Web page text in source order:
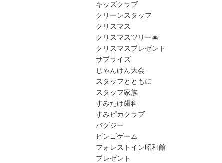
キッズクラブ
クリーンスタッフ
クリスマス
クリスマスツリー🎄
クリスマスプレゼント
サプライズ
じゃんけん大会
スタッフとともに
スタッフ家族
すみたけ歯科
すみピカクラブ
バグジー
ビンゴゲーム
フォレストイン昭和館
プレゼント